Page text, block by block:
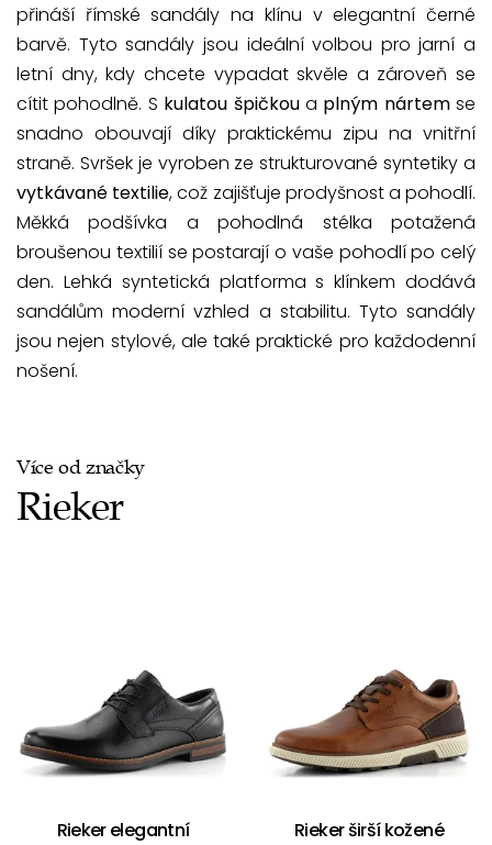
přináší římské sandály na klínu v elegantní černé
barvě. Tyto sandály jsou ideální volbou pro jarní a
letní dny, kdy chcete vypadat skvěle a zároveň se
cítit pohodlně. S kulatou špičkoua plným nártemse
snadno obouvají díky praktickému zipu na vnitřní
straně. Svršek je vyroben ze strukturované syntetiky a
vytkávané textilie, což zajišťuje prodyšnost a pohodlí.
Měkká podšívka a pohodlná stélka potažená
broušenou textilií se postarají o vaše pohodlí po celý
den. Lehká syntetická platforma s klínkem dodává
sandálům moderní vzhled a stabilitu. Tyto sandály
jsou nejen stylové, ale také praktické pro každodenní
nošení.
Více od značky
Rieker
Rieker elegantní
Rieker širší kožené